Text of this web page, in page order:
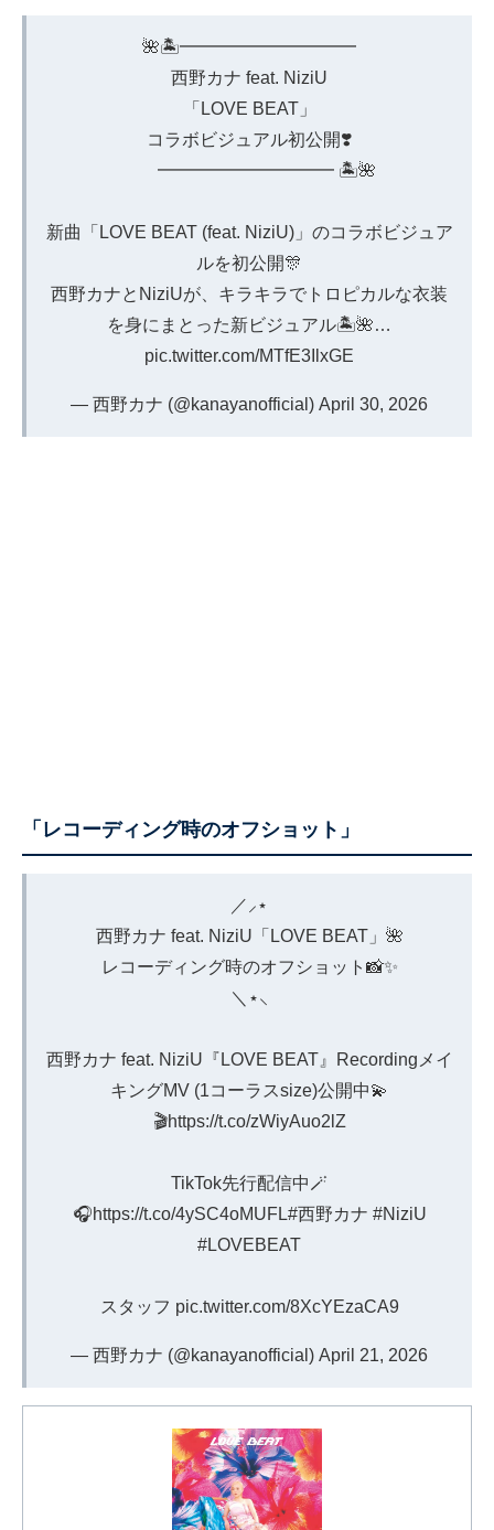
🌺🏝️━━━━━━━━━━
西野カナ feat. NiziU
「LOVE BEAT」
コラボビジュアル初公開❣️
━━━━━━━━━━ 🏝️🌺
新曲「LOVE BEAT (feat. NiziU)」のコラボビジュア
ルを初公開🎊
西野カナとNiziUが、キラキラでトロピカルな衣装
を身にまとった新ビジュアル🏝️🌺…
pic.twitter.com/MTfE3IlxGE
— 西野カナ (@kanayanofficial) April 30, 2026
「レコーディング時のオフショット」
／⸝⋆
西野カナ feat. NiziU「LOVE BEAT」🌺
レコーディング時のオフショット📸✨
＼⋆⸜
西野カナ feat. NiziU『LOVE BEAT』Recordingメイ
キングMV (1コーラスsize)公開中💫
🎬https://t.co/zWiyAuo2lZ
TikTok先行配信中🪄
🎧https://t.co/4ySC4oMUFL#西野カナ #NiziU
#LOVEBEAT
スタッフ pic.twitter.com/8XcYEzaCA9
— 西野カナ (@kanayanofficial) April 21, 2026